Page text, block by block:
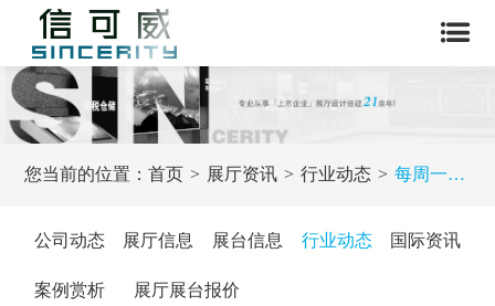
您当前的位置：首页 展厅资讯 行业动态 每周一馆：中山大学地质矿物博物馆
公司动态 展厅信息 展台信息 行业动态 国际资讯
案例赏析 展厅展台报价